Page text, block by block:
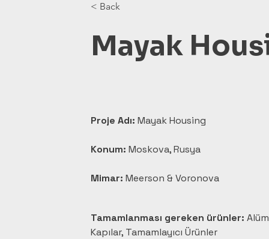
< Back
Mayak
Proje Adı: Mayak Housing
Konum: Moskova, Rusya
Mimar: Meerson & Voronova
Tamamlanması gereken ürünler:
Kapılar, Tamamlayıcı Ürünler